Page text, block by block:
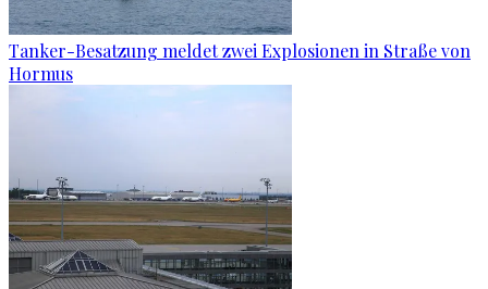
Tanker-Besatzung meldet zwei Explosionen in Straße von
Hormus